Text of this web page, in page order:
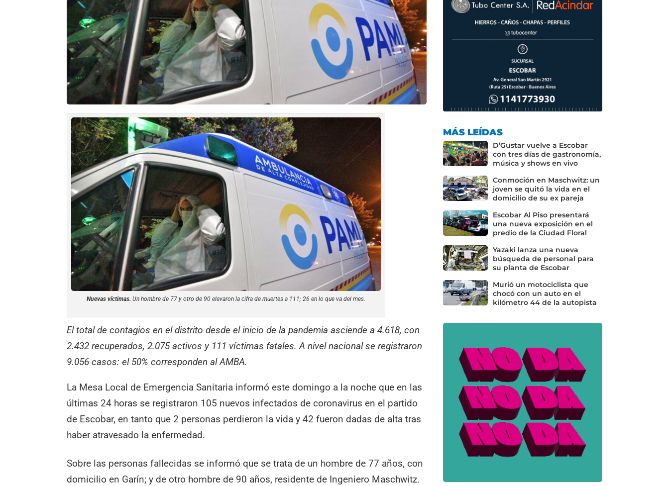
Nuevas víctimas. Un hombre de 77 y otro de 90 elevaron la cifra de muertes a 111; 26 en lo que va del mes.
El total de contagios en el distrito desde el inicio de la pandemia asciende a 4.618, con
2.432 recuperados, 2.075 activos y 111 víctimas fatales. A nivel nacional se registraron
9.056 casos: el 50% corresponden al AMBA.
La Mesa Local de Emergencia Sanitaria informó este domingo a la noche que en las
últimas 24 horas se registraron 105 nuevos infectados de coronavirus en el partido
de Escobar, en tanto que 2 personas perdieron la vida y 42 fueron dadas de alta tras
haber atravesado la enfermedad.
Sobre las personas fallecidas se informó que se trata de un hombre de 77 años, con
domicilio en Garín; y de otro hombre de 90 años, residente de Ingeniero Maschwitz.
MÁS LEÍDAS
D’Gustar vuelve a Escobar
con tres días de gastronomía,
música y shows en vivo
Conmoción en Maschwitz: un
joven se quitó la vida en el
domicilio de su ex pareja
Escobar Al Piso presentará
una nueva exposición en el
predio de la Ciudad Floral
Yazaki lanza una nueva
búsqueda de personal para
su planta de Escobar
Murió un motociclista que
chocó con un auto en el
kilómetro 44 de la autopista